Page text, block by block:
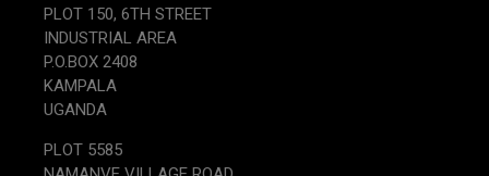
PLOT 150, 6TH STREET
INDUSTRIAL AREA
P.O.BOX 2408
KAMPALA
UGANDA
PLOT 5585